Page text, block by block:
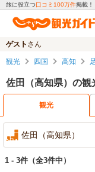
旅に役立つ口コミ100万件掲載！
ゲスト さん
観光 四国 高知
佐田（高知県）の観
観光
佐田（高知県）
1 - 3件 （全3件中）